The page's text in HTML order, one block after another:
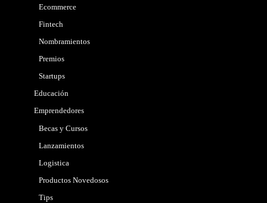
Ecommerce
Fintech
Nombramientos
Premios
Startups
Educación
Emprendedores
Becas y Cursos
Lanzamientos
Logistica
Productos Novedosos
Tips